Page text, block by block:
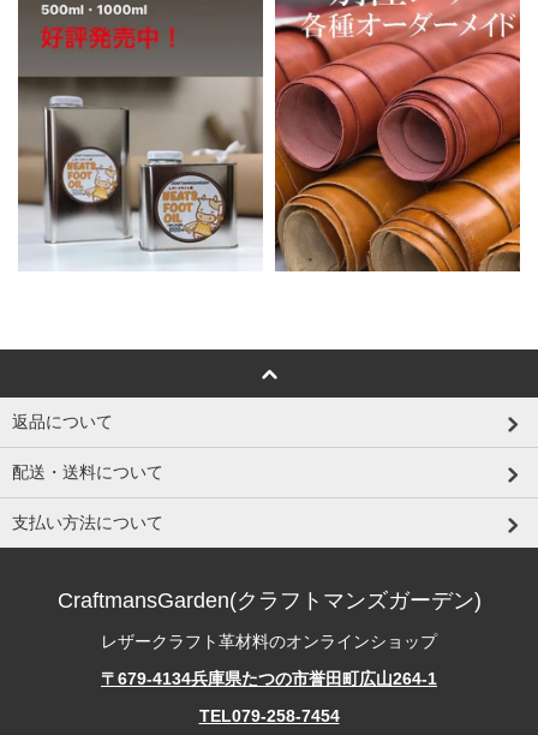
返品について
配送・送料について
支払い方法について
CraftmansGarden(クラフトマンズガーデン)
レザークラフト革材料のオンラインショップ
〒679-4134兵庫県たつの市誉田町広山264-1
TEL079-258-7454